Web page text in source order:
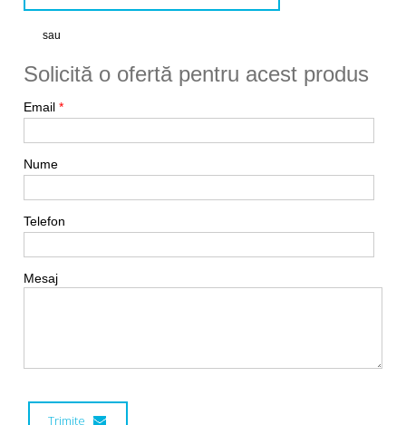
sau
Solicită o ofertă pentru acest produs
Email *
Nume
Telefon
Mesaj